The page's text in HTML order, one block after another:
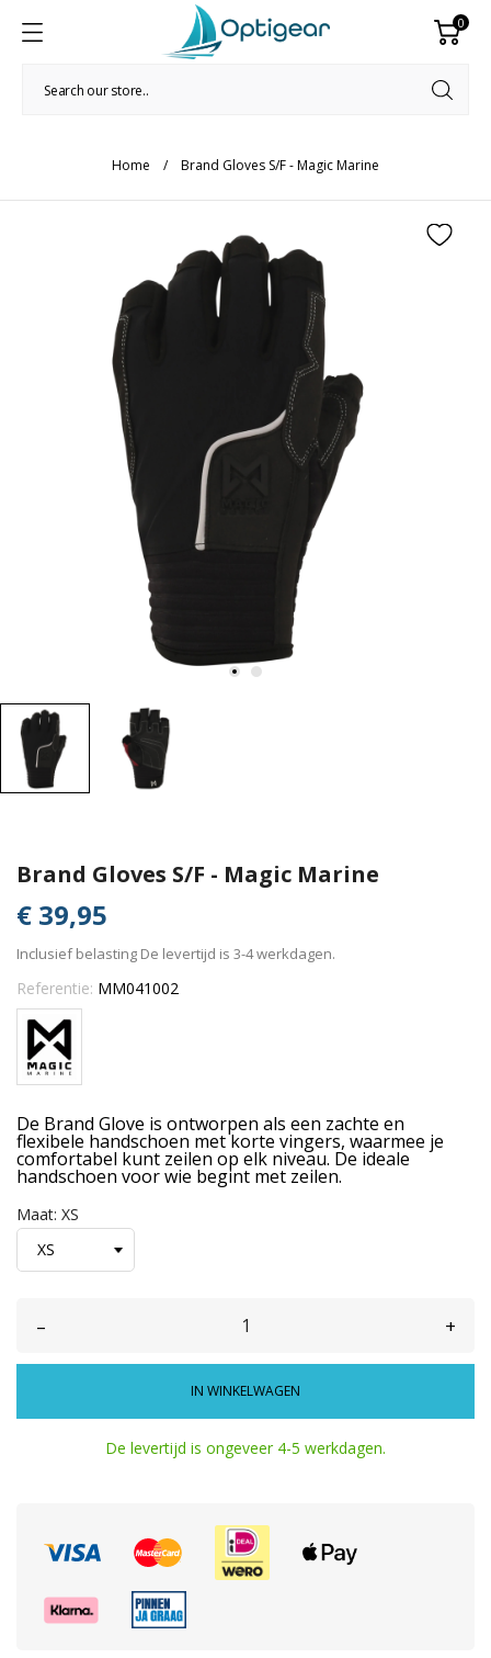
0
Home Brand Gloves S/F - Magic Marine
Brand Gloves S/F - Magic Marine
€ 39,95
Inclusief belasting De levertijd is 3-4 werkdagen.
Referentie: MM041002
De Brand Glove is ontworpen als een zachte en
flexibele handschoen met korte vingers, waarmee je
comfortabel kunt zeilen op elk niveau. De ideale
handschoen voor wie begint met zeilen.
Maat: XS
– +
IN WINKELWAGEN
De levertijd is ongeveer 4-5 werkdagen.